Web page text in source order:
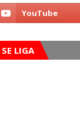
SE LIGA